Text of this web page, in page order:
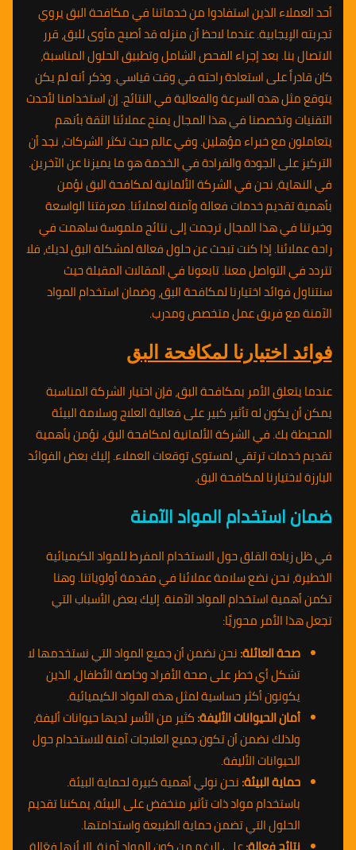
أحد العملاء الذين استفادوا من خدماتنا في مكافحة البق يروي
تجربته الإيجابية. عندما لاحظ أن منزله قد أصبح مأوى للبق، قرر
الاتصال بنا. بعد إجراء الفحص الشامل وتطبيق الحلول المناسبة،
كان قادراً على استعادة راحته في وقت قياسي. وذكر أنه لم يكن
يتوقع مثل هذه السرعة والفعالية في النتائج. إن استخدامنا لأحدث
التقنيات وتخصصنا في هذا المجال يمنح عملائنا الثقة بأنهم
يتعاملون مع خبراء مؤهلين. وفي عالم حيث تكثر الشركات، نجد أن
التركيز على الجودة والفرادة في الخدمة هو ما يميزنا عن الآخرين.
في النهاية، نحن في الشركة الألمانية لمكافحة البق نؤمن
بأهمية تقديم خدمات فعالة وآمنة لعملائنا. معرفتنا الواسعة
وخبرتنا في هذا المجال ترجمت إلى نتائج ملموسة ساهمت في
راحة عملائنا. إذا كنت تبحث عن حلول فعالة لمشكلة البق لديك، فلا
تتردد في التواصل معنا. تابعونا في المقالات المقبلة حيث
سنتناول فوائد اختيارنا لمكافحة البق، وضمان استخدام المواد
الآمنة مع فريق عمل متخصص ومدرب.
فوائد اختيارنا لمكافحة البق
عندما يتعلق الأمر بمكافحة البق، فإن اختيار الشركة المناسبة
يمكن أن يكون له تأثير كبير على فعالية العلاج وسلامة البيئة
المحيطة بك. في الشركة الألمانية لمكافحة البق، نؤمن بأهمية
تقديم خدمات ترتقي لمستوى توقعات العملاء. إليك بعض الفوائد
البارزة لاختيارنا لمكافحة البق.
ضمان استخدام المواد الآمنة
في ظل زيادة القلق حول الاستخدام المفرط للمواد الكيميائية
الخطيرة، نحن نضع سلامة عملائنا في مقدمة أولوياتنا. وهنا
تكمن أهمية استخدام المواد الآمنة. إليك بعض الأسباب التي
تجعل هذا الأمر محوريًا:
صحة العائلة:نحن نضمن أن جميع المواد التي نستخدمها لا
تشكل أي خطر على صحة الأفراد وخاصة الأطفال، الذين
يكونون أكثر حساسية لمثل هذه المواد الكيميائية.
أمان الحيوانات الأليفة:كثير من الأسر لديها حيوانات أليفة،
ولذلك نضمن أن تكون جميع العلاجات آمنة للاستخدام حول
الحيوانات الأليفة.
حماية البيئة:نحن نولي أهمية كبيرة لحماية البيئة.
باستخدام مواد ذات تأثير منخفض على البيئة، يمكننا تقديم
الحلول التي تضمن حماية الطبيعة واستدامتها.